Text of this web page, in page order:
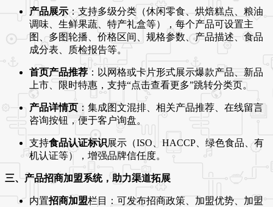
产品展示 ：支持多级分类（休闲零食、烘焙糕点、粮油
调味、生鲜果蔬、特产礼盒等），每个产品可设置主
图、多图轮播、价格区间、规格参数、产品描述、食品
成分表、质检报告等。
首页产品推荐：以网格或卡片形式展示爆款产品、新品
上市、限时特惠，支持“点击查看更多”跳转分类页。
产品详情页：集成图文混排、相关产品推荐、在线留言
咨询按钮，便于客户询盘。
支持食品认证标识展示（ISO、HACCP、绿色食品、有
机认证等），增强品牌信任度。
三、产品招商加盟系统，助力渠道拓展
内置招商加盟栏目：可发布招商政策、加盟优势、加盟